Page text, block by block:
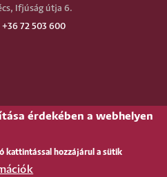
Ifjúság útja 6.
+36 72 503 600
érdekében a webhelyen
kattintással hozzájárul a sütik